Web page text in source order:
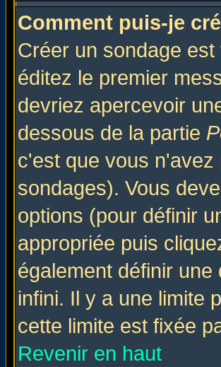
Comment puis-je
Créer un sondage
éditez le premier
devriez apercevoir
dessous de la partie
c'est que vous
sondages). Vous
options (pour définir
appropriée puis
également définir
infini. Il y a une limite
cette limite est fixée
Revenir en haut